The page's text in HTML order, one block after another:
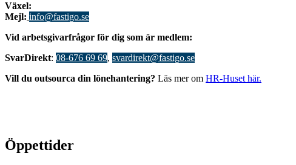
Växel:
Mejl: info@fastigo.se
Vid arbetsgivarfrågor för dig som är medlem:
SvarDirekt: 08-676 69 69, svardirekt@fastigo.se
Vill du outsourca din lönehantering? Läs mer om HR-Huset här.
Öppettider